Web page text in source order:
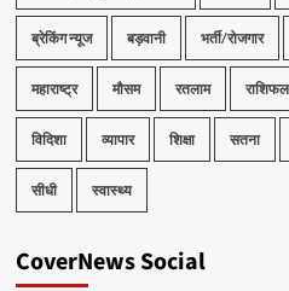
ब्रेकिंग न्यूज बड़वानी भर्ती/रोजगार
महाराष्ट्र मौसम रतलाम राशिफल
विदिशा व्यापार शिक्षा सतना
सीधी स्वास्थ्य
CoverNews Social